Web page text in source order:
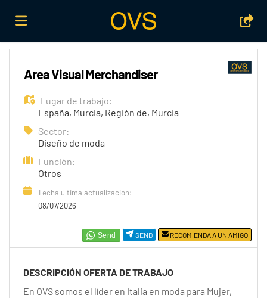
Lista
ofertas
Subir
EN
SEND RECOMIENDA A UN AMIGO
Area Visual Merchandiser
Lugar de trabajo:
España, Murcia, Región de, Murcia
Sector:
Diseño de moda
Función:
Otros
Fecha última actualización:
08/07/2026
DESCRIPCIÓN OFERTA DE TRABAJO
En OVS somos el líder en Italia en moda para Mujer,